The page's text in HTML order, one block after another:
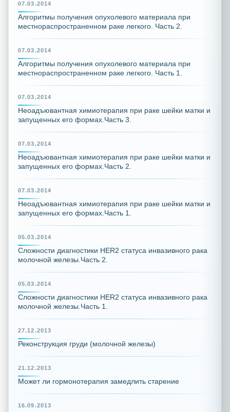
07.03.2014
Алгоритмы получения опухолевого материала при
местнораспространенном раке легкого. Часть 2.
07.03.2014
Алгоритмы получения опухолевого материала при
местнораспространенном раке легкого. Часть 1.
07.03.2014
Неоадъювантная химиотерапия при раке шейки матки и
запущенных его формах.Часть 3.
07.03.2014
Неоадъювантная химиотерапия при раке шейки матки и
запущенных его формах.Часть 2.
07.03.2014
Неоадъювантная химиотерапия при раке шейки матки и
запущенных его формах.Часть 1.
05.03.2014
Сложности диагностики HER2 статуса инвазивного рака
молочной железы.Часть 2.
05.03.2014
Сложности диагностики HER2 статуса инвазивного рака
молочной железы.Часть 1.
27.12.2013
Реконструкция груди (молочной железы)
21.12.2013
Может ли гормонотерапия замедлить старение
16.09.2013